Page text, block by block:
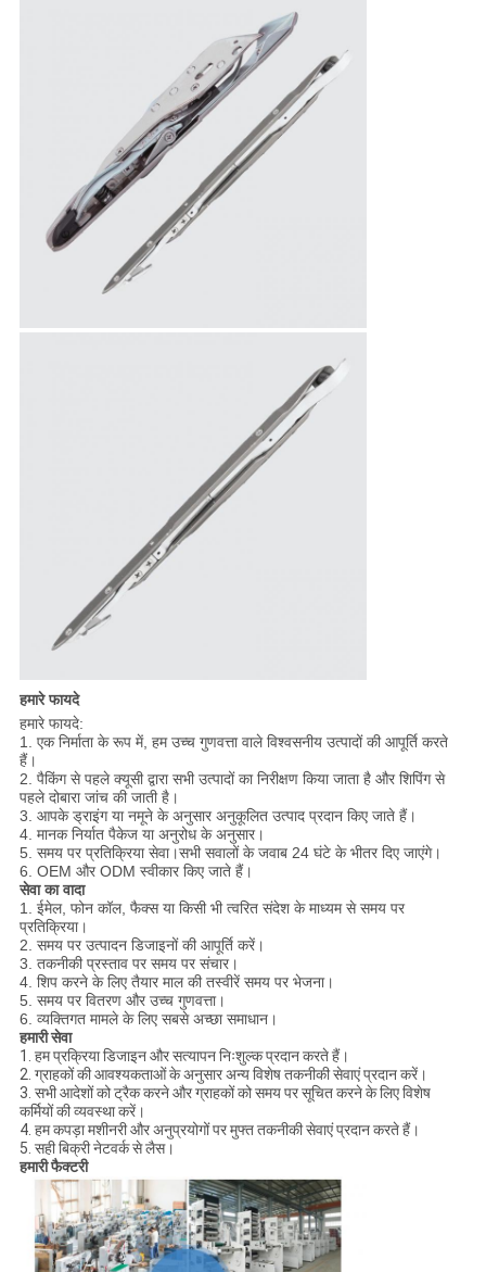
हमारे फायदे
हमारे फायदे:
1. एक निर्माता के रूप में, हम उच्च गुणवत्ता वाले विश्वसनीय उत्पादों की आपूर्ति करते
हैं।
2. पैकिंग से पहले क्यूसी द्वारा सभी उत्पादों का निरीक्षण किया जाता है और शिपिंग से
पहले दोबारा जांच की जाती है।
3. आपके ड्राइंग या नमूने के अनुसार अनुकूलित उत्पाद प्रदान किए जाते हैं।
4. मानक निर्यात पैकेज या अनुरोध के अनुसार।
5. समय पर प्रतिक्रिया सेवा।सभी सवालों के जवाब 24 घंटे के भीतर दिए जाएंगे।
6. OEM और ODM स्वीकार किए जाते हैं।
सेवा का वादा
1. ईमेल, फोन कॉल, फैक्स या किसी भी त्वरित संदेश के माध्यम से समय पर
प्रतिक्रिया।
2. समय पर उत्पादन डिजाइनों की आपूर्ति करें।
3. तकनीकी प्रस्ताव पर समय पर संचार।
4. शिप करने के लिए तैयार माल की तस्वीरें समय पर भेजना।
5. समय पर वितरण और उच्च गुणवत्ता।
6. व्यक्तिगत मामले के लिए सबसे अच्छा समाधान।
हमारी सेवा
1. हम प्रक्रिया डिजाइन और सत्यापन निःशुल्क प्रदान करते हैं।
2. ग्राहकों की आवश्यकताओं के अनुसार अन्य विशेष तकनीकी सेवाएं प्रदान करें।
3. सभी आदेशों को ट्रैक करने और ग्राहकों को समय पर सूचित करने के लिए विशेष
कर्मियों की व्यवस्था करें।
4. हम कपड़ा मशीनरी और अनुप्रयोगों पर मुफ्त तकनीकी सेवाएं प्रदान करते हैं।
5. सही बिक्री नेटवर्क से लैस।
हमारी फैक्टरी